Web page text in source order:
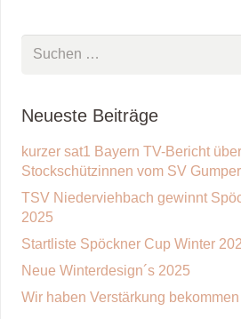
Suchen
Neueste Beiträge
kurzer sat1 Bayern TV-Bericht
Stockschützinnen vom SV
TSV Niederviehbach gewinnt
2025
Startliste Spöckner Cup Winter
Neue Winterdesign´s 2025
Wir haben Verstärkung